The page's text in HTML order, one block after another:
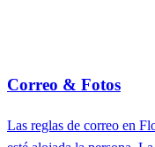
Correo & Fotos
Las reglas de correo en